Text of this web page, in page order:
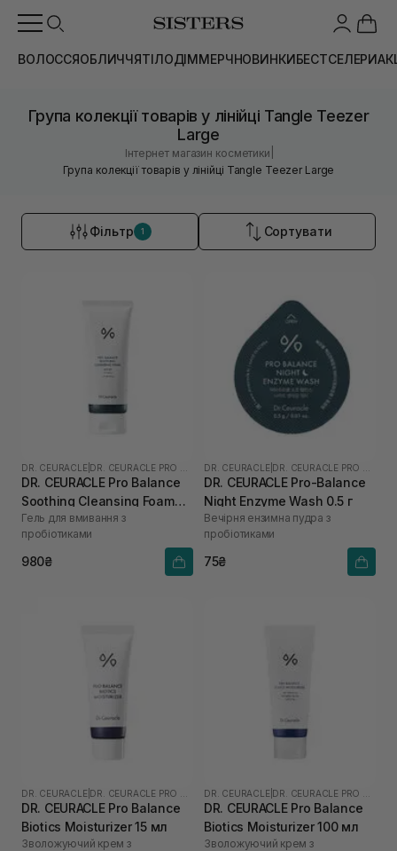
ВОЛОССЯОБЛИЧЧЯТІЛОДІММЕРЧНОВИНКИБЕСТСЕЛЕРИ
Група колекції товарів у лінійці Tangle Teezer
Large
Інтернет магазин косметики
Група колекції товарів у лінійці Tangle Teezer Large
Фільтр 1 Сортувати
DR. CEURACLE
DR. CEURACLE Pro Balance
Soothing Cleansing Foam
150 мл
Гель для вмивання з
пробіотиками
980₴
DR. CEURACLE
DR. CEURACLE Pro-Balance
Night Enzyme Wash 0.5 г
Вечірня ензимна пудра з
пробіотиками
75₴
DR. CEURACLE
DR. CEURACLE Pro Balance
Biotics Moisturizer 15 мл
Зволожуючий крем з
DR. CEURACLE
DR. CEURACLE Pro Balance
Biotics Moisturizer 100 мл
Зволожуючий крем з